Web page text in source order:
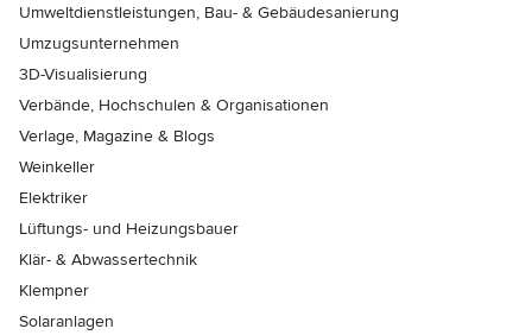
Umweltdienstleistungen, Bau- & Gebäudesanierung
Umzugsunternehmen
3D-Visualisierung
Verbände, Hochschulen & Organisationen
Verlage, Magazine & Blogs
Weinkeller
Elektriker
Lüftungs- und Heizungsbauer
Klär- & Abwassertechnik
Klempner
Solaranlagen